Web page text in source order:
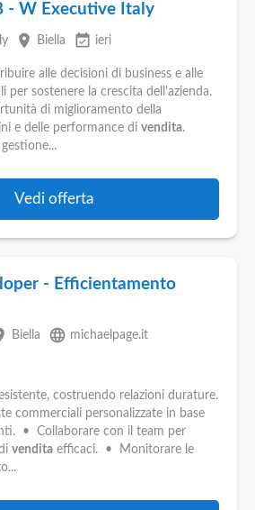
- W Executive Italy
place Biella event_available ieri
alle decisioni di business e alle
per sostenere la crescita dell'azienda.
di miglioramento della
e delle performance di vendita.
Vedi offerta
- Efficientamento
Biella language michaelpage.it
costruendo relazioni durature.
commerciali personalizzate in base
• Collaborare con il team per
vendita efficaci. • Monitorare le